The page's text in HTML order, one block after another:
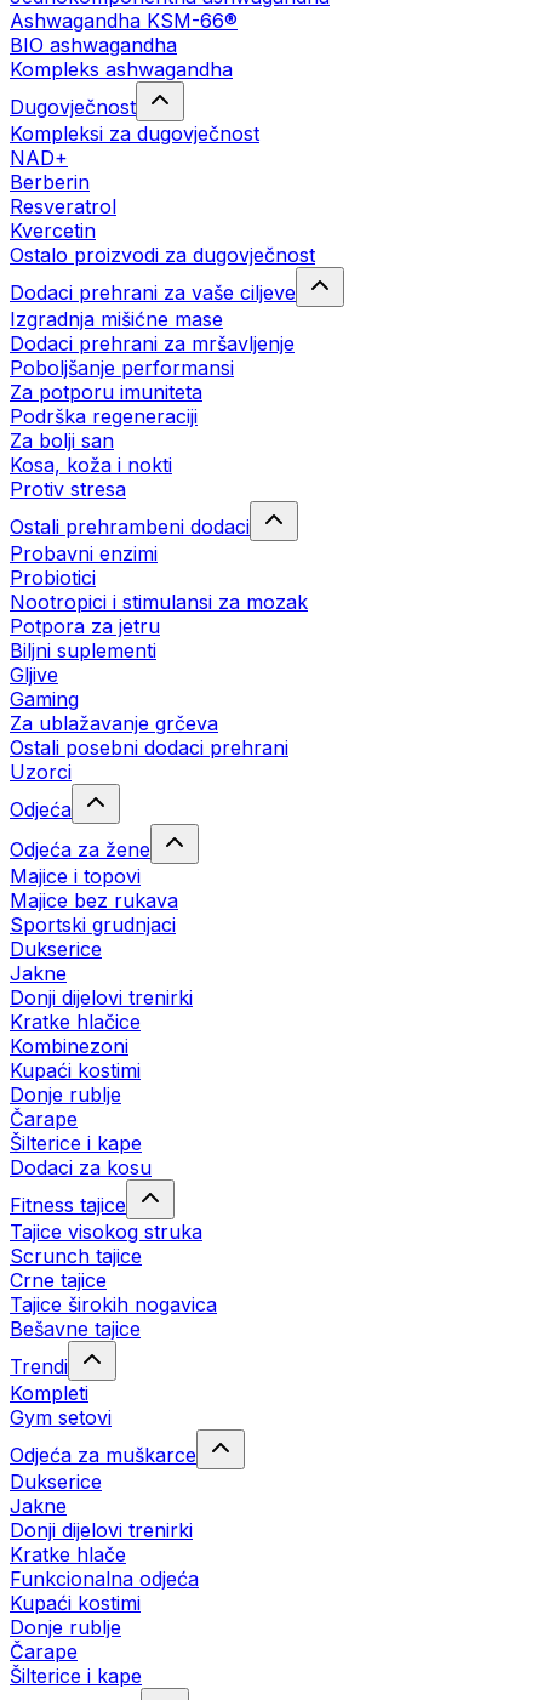
Ashwagandha KSM-66®
BIO ashwagandha
Kompleks ashwagandha
Dugovječnost
Kompleksi za dugovječnost
NAD+
Berberin
Resveratrol
Kvercetin
Ostalo proizvodi za dugovječnost
Dodaci prehrani za vaše ciljeve
Izgradnja mišićne mase
Dodaci prehrani za mršavljenje
Poboljšanje performansi
Za potporu imuniteta
Podrška regeneraciji
Za bolji san
Kosa, koža i nokti
Protiv stresa
Ostali prehrambeni dodaci
Probavni enzimi
Probiotici
Nootropici i stimulansi za mozak
Potpora za jetru
Biljni suplementi
Gljive
Gaming
Za ublažavanje grčeva
Ostali posebni dodaci prehrani
Uzorci
Odjeća
Odjeća za žene
Majice i topovi
Majice bez rukava
Sportski grudnjaci
Dukserice
Jakne
Donji dijelovi trenirki
Kratke hlačice
Kombinezoni
Kupaći kostimi
Donje rublje
Čarape
Šilterice i kape
Dodaci za kosu
Fitness tajice
Tajice visokog struka
Scrunch tajice
Crne tajice
Tajice širokih nogavica
Bešavne tajice
Trendi
Kompleti
Gym setovi
Odjeća za muškarce
Dukserice
Jakne
Donji dijelovi trenirki
Kratke hlače
Funkcionalna odjeća
Kupaći kostimi
Donje rublje
Čarape
Šilterice i kape